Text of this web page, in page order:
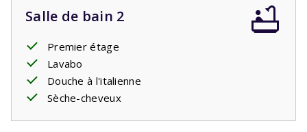
Salle de bain 2
Premier étage
Lavabo
Douche à l'italienne
Sèche-cheveux